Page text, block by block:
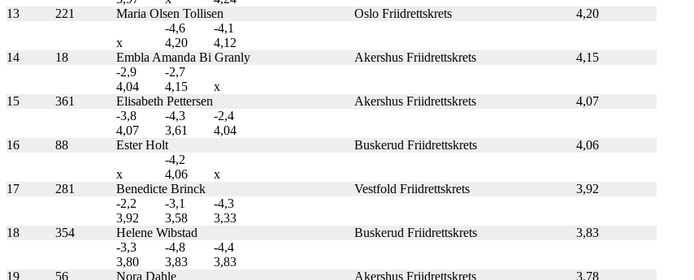
13
221 Maria Olsen Tollisen Oslo Friidrettskrets
4,20
-4,6
-4,1
x
4,20
4,12
14
18 Embla Amanda Bi Granly Akershus Friidrettskrets
4,15
-2,9
-2,7
4,04
4,15
x
15
361 Elisabeth Pettersen Akershus Friidrettskrets
4,07
-3,8
-4,3
-2,4
4,07
3,61
4,04
16
88 Ester Holt Buskerud Friidrettskrets
4,06
-4,2
x
4,06
x
17
281 Benedicte Brinck Vestfold Friidrettskrets
3,92
-2,2
-3,1
-4,3
3,92
3,58
3,33
18
354 Helene Wibstad Buskerud Friidrettskrets
3,83
-3,3
-4,8
-4,4
3,80
3,83
3,83
19
56 Nora Dahle Akershus Friidrettskrets
3,78